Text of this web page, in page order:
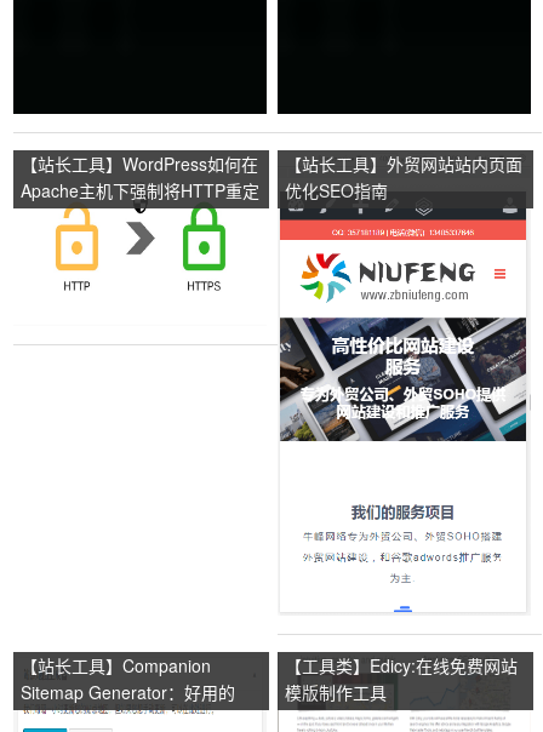
【站长工具】WordPress如何在
Apache主机下强制将HTTP重定
向到HTTPS
【站长工具】外贸网站站内页面
优化SEO指南
【站长工具】Companion
Sitemap Generator：好用的
WordPress站点地图sitemap插件
【工具类】Edicy:在线免费网站
模版制作工具